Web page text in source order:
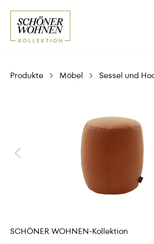
Produkte Möbel Sessel und
SCHÖNER WOHNEN-Kollektion